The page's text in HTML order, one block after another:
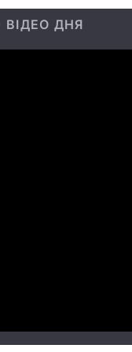
ВІДЕО ДНЯ